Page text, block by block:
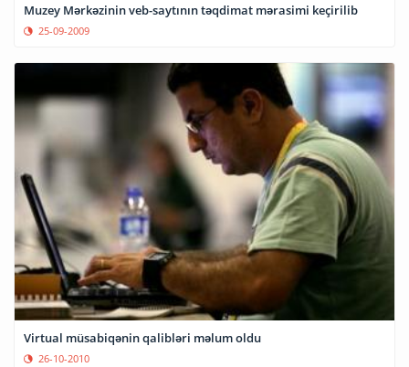
Muzey Mərkəzinin veb-saytının təqdimat mərasimi keçirilib
25-09-2009
Virtual müsabiqənin qalibləri məlum oldu
26-10-2010